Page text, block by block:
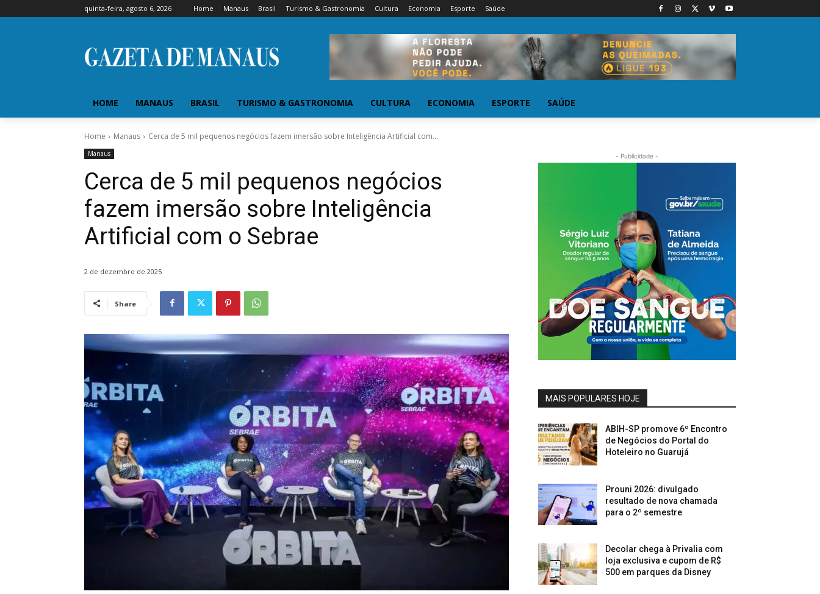
quinta-feira, agosto 6, 2026 Home Manaus Brasil Turismo & Gastronomia Cultura Economia Esporte Saúde
HOME MANAUS BRASIL TURISMO & GASTRONOMIA CULTURA ECONOMIA ESPORTE SAÚDE
Home Manaus Cerca de 5 mil pequenos negócios fazem imersão sobre Inteligência Artificial com...
Manaus
Cerca de 5 mil pequenos negócios
fazem imersão sobre Inteligência
Artificial com o Sebrae
2 de dezembro de 2025
Share
- Publicidade -
MAIS POPULARES HOJE
ABIH-SP promove 6º Encontro
de Negócios do Portal do
Hoteleiro no Guarujá
Prouni 2026: divulgado
resultado de nova chamada
para o 2º semestre
Decolar chega à Privalia com
loja exclusiva e cupom de R$
500 em parques da Disney